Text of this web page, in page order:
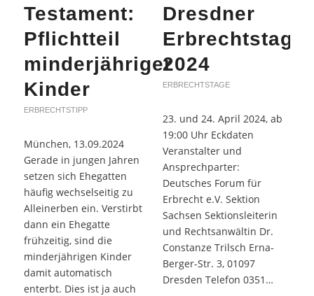
Testament:
Pflichtteil
minderjähriger
Kinder
ERBRECHTSTIPP
München, 13.09.2024
Gerade in jungen Jahren
setzen sich Ehegatten
häufig wechselseitig zu
Alleinerben ein. Verstirbt
dann ein Ehegatte
frühzeitig, sind die
minderjährigen Kinder
damit automatisch
enterbt. Dies ist ja auch
Dresdner
Erbrechtstage
2024
ERBRECHTSTAGE
23. und 24. April 2024, ab
19:00 Uhr Eckdaten
Veranstalter und
Ansprechparter:
Deutsches Forum für
Erbrecht e.V. Sektion
Sachsen Sektionsleiterin
und Rechtsanwältin Dr.
Constanze Trilsch Erna-
Berger-Str. 3, 01097
Dresden Telefon 0351…